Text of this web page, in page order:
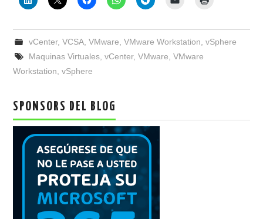
vCenter, VCSA, VMware VMware Workstation vSphere
Maquinas Virtuales, vCenter, VMware VMware
Workstation ,vSphere
SPONSORS DEL BLOG